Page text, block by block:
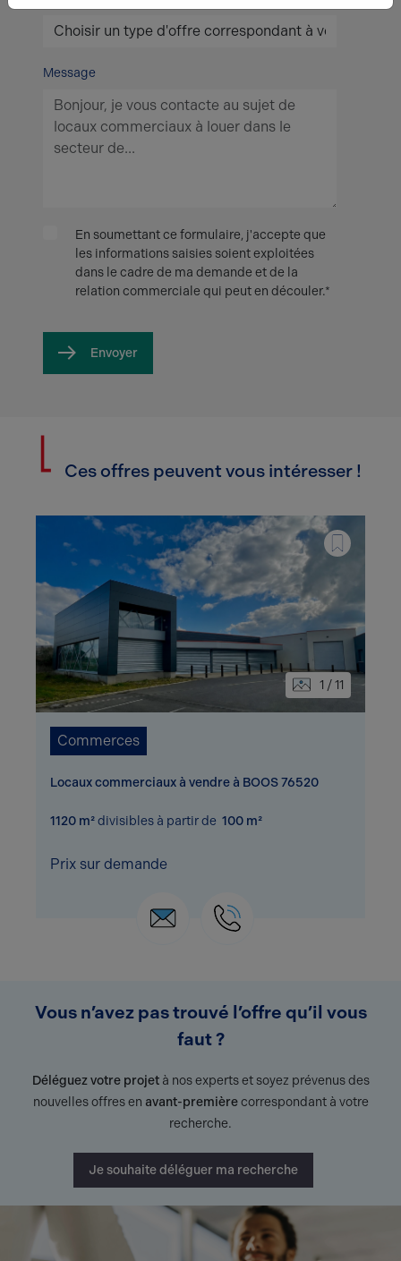
Message
En soumettant ce formulaire, j'accepte que
les informations saisies soient exploitées
dans le cadre de ma demande et de la
relation commerciale qui peut en découler.*
Envoyer
Ces offres peuvent vous intéresser !
1 / 11
Commerces
Locaux commerciaux à vendre à BOOS 76520
1120 m²divisibles à partir de 100 m²
Prix sur demande
Vous n’avez pas trouvé l’offre qu’il vous
faut ?
Déléguez votre projetà nos experts et soyez prévenus des
nouvelles offres en avant-premièrecorrespondant à votre
recherche.
Je souhaite déléguer ma recherche